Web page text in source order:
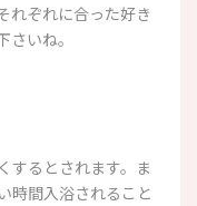
れぞれに合った好き
いね。
するとされます。ま
時間入浴されること